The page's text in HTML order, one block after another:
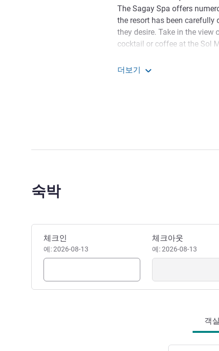
The Sagay Spa offers
the resort has been carefully
they desire. Take in the
cocktail or coffee at the Sol
At our hotel in Boracay, all
더보기
숙박
이 호텔 예약하기
체크인
예: 2026-08-13
체크아웃
예: 2026-08-13
객